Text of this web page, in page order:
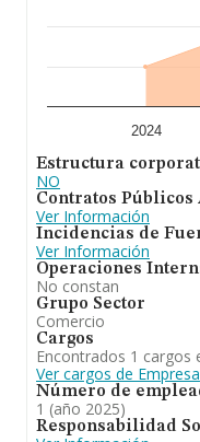
Con los datos a
empresas
ámbito nacional
el promedio de la
sectorial, la media
4. La antigüedad
2024
Estructura
NO
Contratos Públicos
Ver Información
Incidencias de
Ver Información
Operaciones
No constan
Grupo Sector
Comercio
Cargos
Encontrados 1 cargos
Ver cargos de Empresa
Número de
1 (año 2025)
Responsabilidad